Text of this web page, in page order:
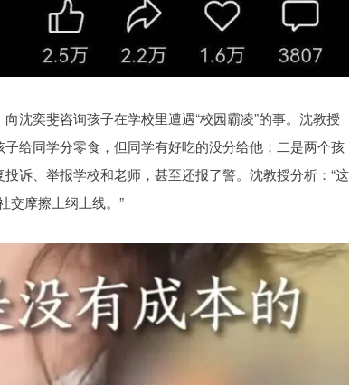
沈奕斐咨询孩子在学校里遭遇“校园霸凌”的事。沈教授
给同学分零食，但同学有好吃的没分给他；二是两个孩
诉、举报学校和老师，甚至还报了警。沈教授分析：“这
交摩擦上纲上线。”